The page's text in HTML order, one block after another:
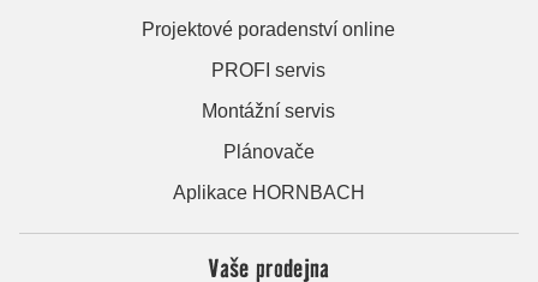
Projektové poradenství online
PROFI servis
Montážní servis
Plánovače
Aplikace HORNBACH
Vaše prodejna